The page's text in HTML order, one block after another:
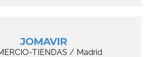
JOMAVIR
TIENDAS / Madrid